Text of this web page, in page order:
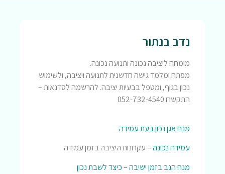
נדב בנתור
מומחה ליציבה נכונה ותנועה נכונה.
מפתח ומלמד גישה חדשנית לתנועה ויציבה, ולשימוש
נכון בגוף, ומטפל בבעיות יציבה. להרשמה לסדנאות –
התקשרו 052-732-4540
מנח אגן נכון בעת עמידה
עמידה נכונה– עקרונות היציבה בזמן עמידה
מנח הגב בזמן ישיבה – כיצד לשבת נכון